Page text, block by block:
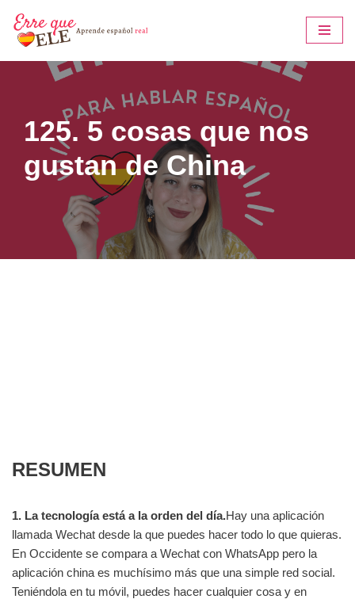
Saltar
al
contenido
125. 5 cosas que nos
gustan de China
RESUMEN
1. La tecnología está a la orden del día.Hay una aplicación
llamada Wechat desde la que puedes hacer todo lo que quieras.
En Occidente se compara a Wechat con WhatsApp pero la
aplicación china es muchísimo más que una simple red social.
Teniéndola en tu móvil, puedes hacer cualquier cosa y en